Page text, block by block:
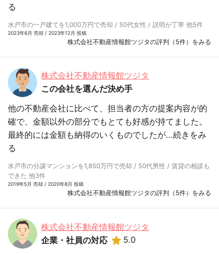
る
水戸市の一戸建てを1,000万円で売却 / 50代女性 / 説明が丁寧 他5件
2023年6月 売却 / 2023年12月 投稿
株式会社不動産情報館ツジタの評判（5件）をみる
株式会社不動産情報館ツジタ
この会社を選んだ決め手
他の不動産会社に比べて、担当者の方の提案内容が的
確で、金額以外の部分でもとても好感が持てました。
最終的には金額も納得のいくものでしたが...続きをみ
る
水戸市の分譲マンションを1,850万円で売却 / 50代男性 / 賃貸の相談も
できた 他3件
2019年5月 売却 / 2020年8月 投稿
株式会社不動産情報館ツジタの評判（5件）をみる
株式会社不動産情報館ツジタ
企業・社員の対応
5.0